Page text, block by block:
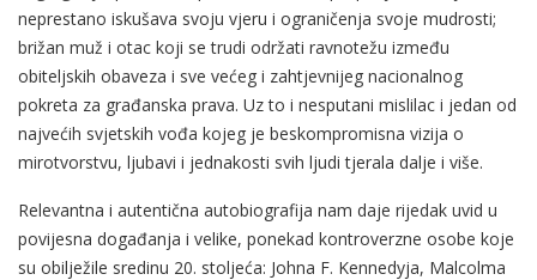
neprestano iskušava svoju vjeru i ograničenja svoje mudrosti;
brižan muž i otac koji se trudi održati ravnotežu između
obiteljskih obaveza i sve većeg i zahtjevnijeg nacionalnog
pokreta za građanska prava. Uz to i nesputani mislilac i jedan od
najvećih svjetskih vođa kojeg je beskompromisna vizija o
mirotvorstvu, ljubavi i jednakosti svih ljudi tjerala dalje i više.
Relevantna i autentična autobiografija nam daje rijedak uvid u
povijesna događanja i velike, ponekad kontroverzne osobe koje
su obilježile sredinu 20. stoljeća: Johna F. Kennedyja, Malcolma